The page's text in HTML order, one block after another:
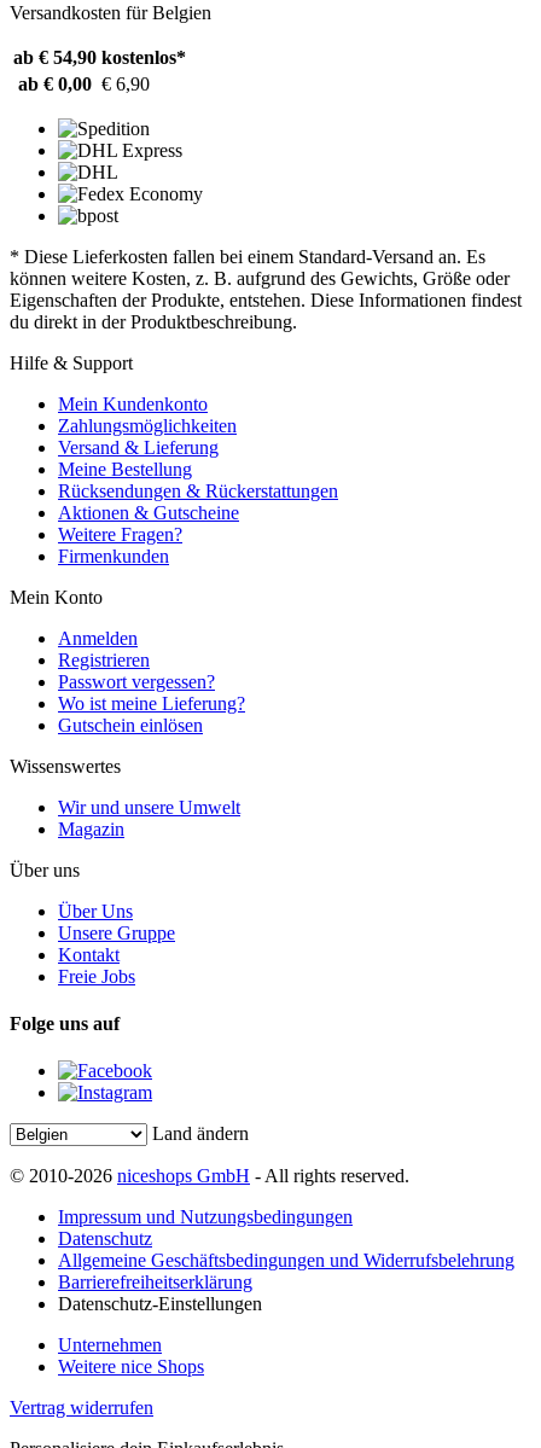
Versandkosten für Belgien
ab € 54,90 kostenlos*
ab € 0,00 € 6,90
* Diese Lieferkosten fallen bei einem Standard-Versand an. Es
können weitere Kosten, z. B. aufgrund des Gewichts, Größe oder
Eigenschaften der Produkte, entstehen. Diese Informationen findest
du direkt in der Produktbeschreibung.
Hilfe & Support
Mein Kundenkonto
Zahlungsmöglichkeiten
Versand & Lieferung
Meine Bestellung
Rücksendungen & Rückerstattungen
Aktionen & Gutscheine
Weitere Fragen?
Firmenkunden
Mein Konto
Anmelden
Registrieren
Passwort vergessen?
Wo ist meine Lieferung?
Gutschein einlösen
Wissenswertes
Wir und unsere Umwelt
Magazin
Über uns
Über Uns
Unsere Gruppe
Kontakt
Freie Jobs
Folge uns auf
Land ändern
© 2010-2026 niceshops GmbH - All rights reserved.
Impressum und Nutzungsbedingungen
Datenschutz
Allgemeine Geschäftsbedingungen und Widerrufsbelehrung
Barrierefreiheitserklärung
Datenschutz-Einstellungen
Unternehmen
Weitere nice Shops
Vertrag widerrufen